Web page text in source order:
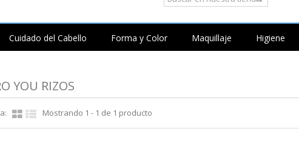
Cuidado del Cabello Forma y Color Maquillaje Higiene
YOU RIZOS
Mostrando 1 - 1 de 1 producto